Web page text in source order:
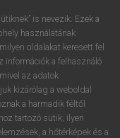
is nevezik. Ezek a
használatának
oldalakat keresett fel
információk a felhasználó
az adatok
kizárólag a weboldal
a harmadik féltől
tartozó sütik; ilyen
a hőtérképek és a
p ő ú
ű Ω
- AltGr